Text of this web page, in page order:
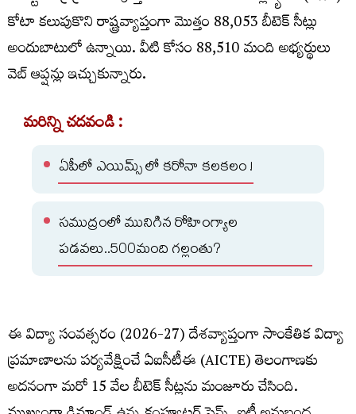
కోటా కలుపుకొని రాష్ట్రవ్యాప్తంగా మొత్తం 88,053 బీటెక్ సీట్లు
అందుబాటులో ఉన్నాయి. వీటి కోసం 88,510 మంది అభ్యర్థులు
వెబ్‌ ఆప్షన్లు ఇచ్చుకున్నారు.
మరిన్ని చదవండి :
ఏపీలో ఎయిమ్స్ లో కరోనా కలకలం !
సముద్రంలో మునిగిన రోహింగ్యాల
పడవలు..500మంది గల్లంతు?
ఈ విద్యా సంవత్సరం (2026-27) దేశవ్యాప్తంగా సాంకేతిక విద్యా
ప్రమాణాలను పర్యవేక్షించే ఏఐసీటీఈ (AICTE) తెలంగాణకు
అదనంగా మరో 15 వేల బీటెక్‌ సీట్లను మంజూరు చేసింది.